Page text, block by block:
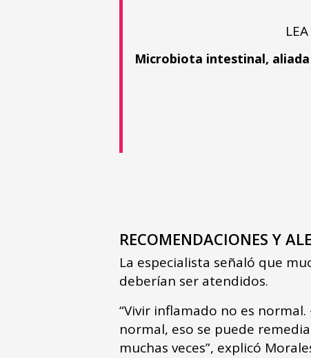
Microbiota intestinal,
RECOMENDACIONES Y
La especialista señaló que
deberían ser atendidos.
“Vivir inflamado no es
normal, eso se puede
muchas veces”, explicó